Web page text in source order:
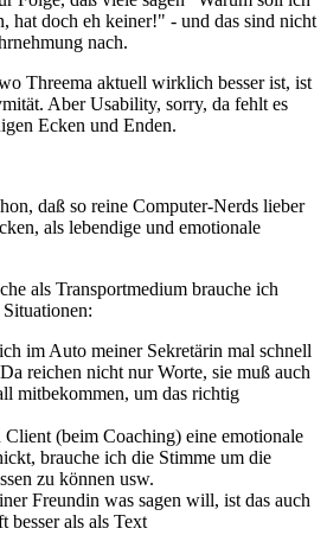
hat doch eh keiner!" - und das sind nicht
nach.
Threema aktuell wirklich besser ist, ist
Aber Usability, sorry, da fehlt es
Ecken und Enden.
daß so reine Computer-Nerds lieber
als lebendige und emotionale
als Transportmedium brauche ich
im Auto meiner Sekretärin mal schnell
reichen nicht nur Worte, sie muß auch
mitbekommen, um das richtig
(beim Coaching) eine emotionale
brauche ich die Stimme um die
zu können usw.
Freundin was sagen will, ist das auch
besser als als Text